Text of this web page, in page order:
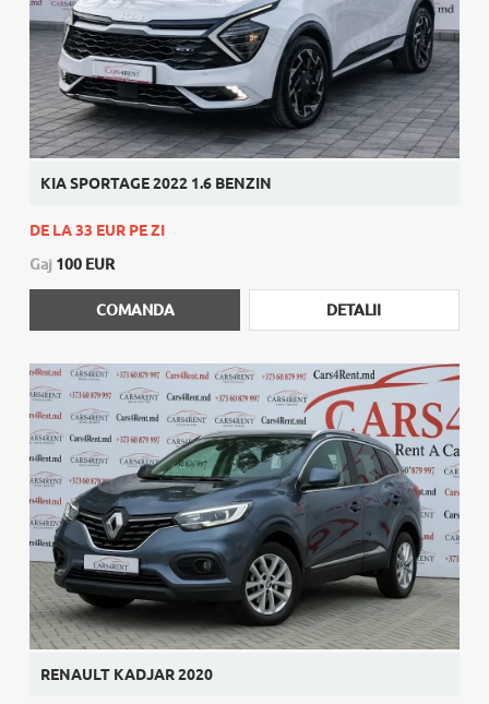
KIA SPORTAGE 2022 1.6 BENZIN
DE LA 33 EUR PE ZI
Gaj 100 EUR
COMANDA DETALII
RENAULT KADJAR 2020